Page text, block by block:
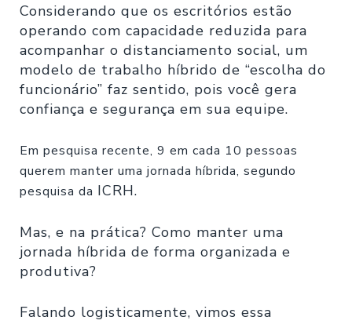
Considerando que os escritórios estão
operando com capacidade reduzida para
acompanhar o distanciamento social, um
modelo de trabalho híbrido de “escolha do
funcionário” faz sentido, pois você gera
confiança e segurança em sua equipe.
Em pesquisa recente, 9 em cada 10 pessoas
querem manter uma jornada híbrida, segundo
pesquisa da ICRH.
Mas, e na prática? Como manter uma
jornada híbrida de forma organizada e
produtiva?
Falando logisticamente, vimos essa